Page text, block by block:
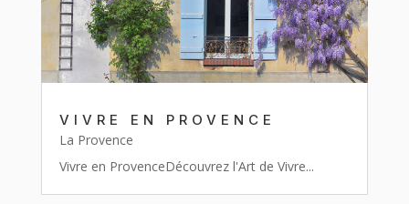
VIVRE EN PROVENCE
La Provence
Vivre en ProvenceDécouvrez l'Art de Vivre...